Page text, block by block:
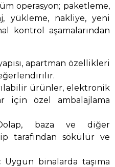
operasyon; paketleme,
yükleme, nakliye, yeni
kontrol aşamalarından
apartman özellikleri
ürünler, elektronik
için özel ambalajlama
baza ve diğer
tarafından sökülür ve
Uygun binalarda taşıma